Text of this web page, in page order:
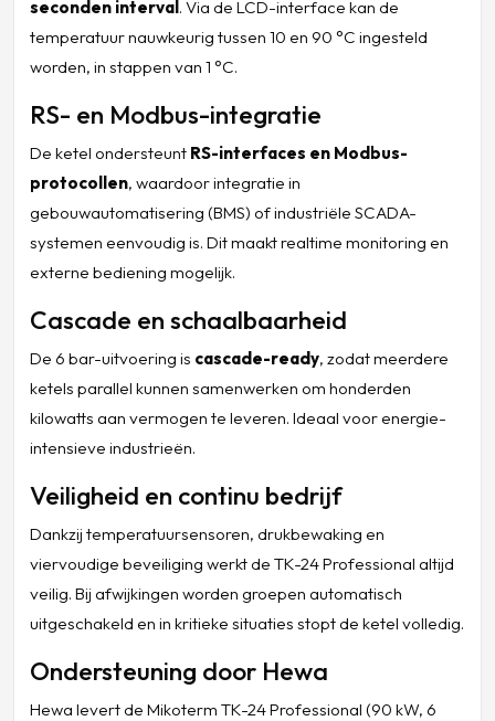
seconden interval. Via de LCD-interface kan de
temperatuur nauwkeurig tussen 10 en 90 °C ingesteld
worden, in stappen van 1 °C.
RS- en Modbus-integratie
De ketel ondersteunt RS-interfaces en Modbus-
protocollen, waardoor integratie in
gebouwautomatisering (BMS) of industriële SCADA-
systemen eenvoudig is. Dit maakt realtime monitoring en
externe bediening mogelijk.
Cascade en schaalbaarheid
De 6 bar-uitvoering is cascade-ready, zodat meerdere
ketels parallel kunnen samenwerken om honderden
kilowatts aan vermogen te leveren. Ideaal voor energie-
intensieve industrieën.
Veiligheid en continu bedrijf
Dankzij temperatuursensoren, drukbewaking en
viervoudige beveiliging werkt de TK-24 Professional altijd
veilig. Bij afwijkingen worden groepen automatisch
uitgeschakeld en in kritieke situaties stopt de ketel volledig.
Ondersteuning door Hewa
Hewa levert de Mikoterm TK-24 Professional (90 kW, 6